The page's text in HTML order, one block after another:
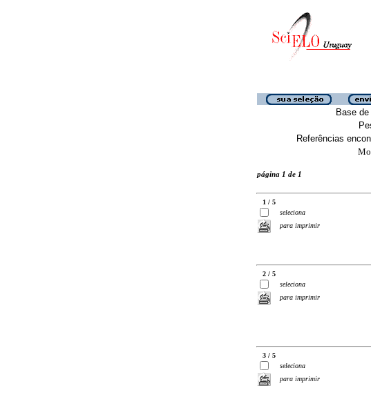
Base
Referências
página 1 de 1
1 / 5
seleciona
para imprimir
2 / 5
seleciona
para imprimir
3 / 5
seleciona
para imprimir